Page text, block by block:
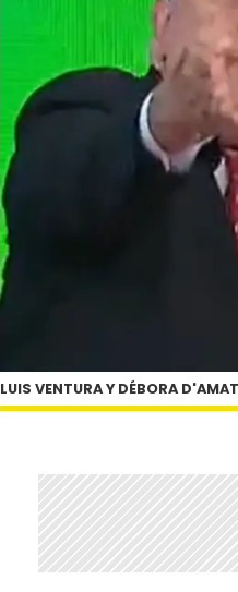
LUIS VENTURA Y DÉBORA